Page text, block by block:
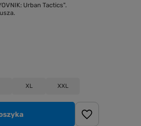
Urban Tactics".
XL XXL